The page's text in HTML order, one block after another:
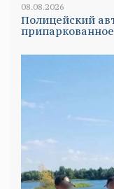
08.08.2026
Полицейский